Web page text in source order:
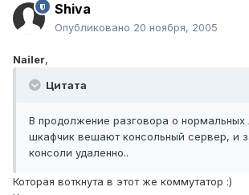
Shiva
Опубликовано 20 ноября, 2005
Nailer,
Цитата
В продолжение разговора о
шкафчик вешают консольный сервер, и
консоли удаленно..
Которая воткнута в этот же коммутатор :)